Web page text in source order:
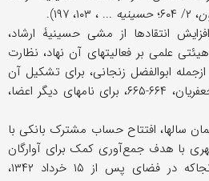
، ۲/ ۶۰۴؛ حسینیه ... ، ۱۰۳، ۱۹۷).
۱۳۴۸ ش، با افزایش انتقادها از مشی حسینیۀ ارشاد،
علمی بر فعالیتهای آن نهاد، نظارت
ابوالفضل زنجانی، برای تشکیل آن
هیئت نام برد (میناچی، ۱۸؛ جعفریان، ۶۶۴-۶۶۵، برای نامهای دیگر اعضا،
سالها، افتتاح حساب مشترک بانکی با
با هدف جمع‌آوری کمک برای آوارگان
فلسطینی بود؛ همچنین، ازآنجاکه در فضای پس از ۱۵ خرداد ۱۳۴۲،